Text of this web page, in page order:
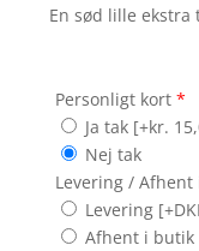
En sød lille
Personligt kort *
Ja tak [+kr.
Nej tak
Levering /
Levering
Afhent i butik